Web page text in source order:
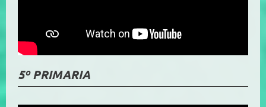
5º PRIMARIA